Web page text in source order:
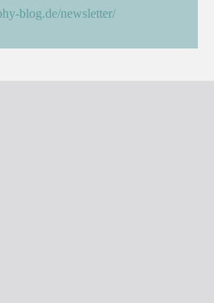
blog.de/newsletter/